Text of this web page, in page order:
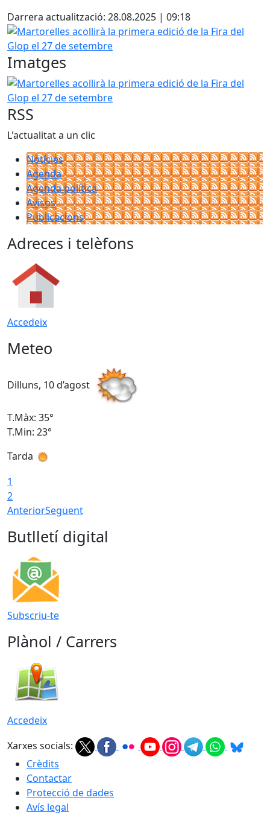
Darrera actualització: 28.08.2025 | 09:18
Martorelles acollirà la primera edició de la Fira del Glop
Imatges
Martorelles acollirà la primera edició de la Fira del Glop
RSS
L'actualitat a un clic
Notícies
Agenda
Agenda política
Avisos
Publicacions
Adreces i telèfons
Accedeix
Meteo
Dilluns, 10 d’agost
T.Màx: 35°
T.Min: 23°
Tarda
1
2
AnteriorSegüent
Butlletí digital
Subscriu-te
Plànol / Carrers
Accedeix
Xarxes socials:
Crèdits
Contactar
Protecció de dades
Avís legal